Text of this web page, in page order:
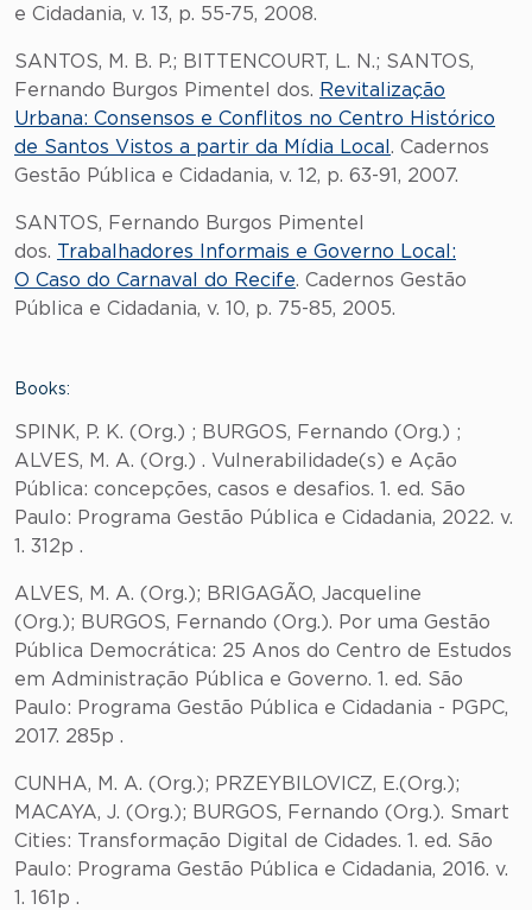
e Cidadania, v. 13, p. 55-75, 2008.
SANTOS, M. B. P.; BITTENCOURT, L. N.; SANTOS,
Fernando Burgos Pimentel dos. Revitalização
Urbana: Consensos e Conflitos no Centro Histórico
de Santos Vistos a partir da Mídia Local . Cadernos
Gestão Pública e Cidadania, v. 12, p. 63-91, 2007.
SANTOS, Fernando Burgos Pimentel
dos. Trabalhadores Informais e Governo Local:
O Caso do Carnaval do Recife. Cadernos Gestão
Pública e Cidadania, v. 10, p. 75-85, 2005.
Books:
SPINK, P. K. (Org.) ; BURGOS, Fernando (Org.) ;
ALVES, M. A. (Org.) . Vulnerabilidade(s) e Ação
Pública: concepções, casos e desafios. 1. ed. São
Paulo: Programa Gestão Pública e Cidadania, 2022. v.
1. 312p .
ALVES, M. A. (Org.); BRIGAGÃO, Jacqueline
(Org.); BURGOS, Fernando (Org.). Por uma Gestão
Pública Democrática: 25 Anos do Centro de Estudos
em Administração Pública e Governo. 1. ed. São
Paulo: Programa Gestão Pública e Cidadania - PGPC,
2017. 285p .
CUNHA, M. A. (Org.); PRZEYBILOVICZ, E.(Org.);
MACAYA, J. (Org.); BURGOS, Fernando (Org.). Smart
Cities: Transformação Digital de Cidades. 1. ed. São
Paulo: Programa Gestão Pública e Cidadania, 2016. v.
1. 161p .